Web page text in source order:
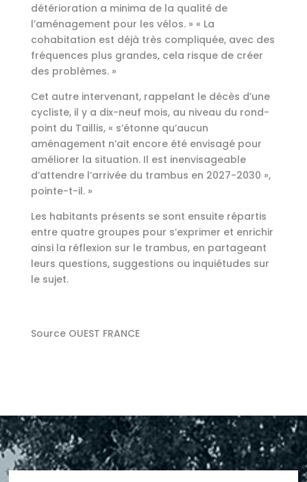
détérioration a minima de la qualité de
l’aménagement pour les vélos. » « La
cohabitation est déjà très compliquée, avec des
fréquences plus grandes, cela risque de créer
des problèmes. »
Cet autre intervenant, rappelant le décès d’une
cycliste, il y a dix-neuf mois, au niveau du rond-
point du Taillis, « s’étonne qu’aucun
aménagement n’ait encore été envisagé pour
améliorer la situation. Il est inenvisageable
d’attendre l’arrivée du trambus en 2027-2030 »,
pointe-t-il. »
Les habitants présents se sont ensuite répartis
entre quatre groupes pour s’exprimer et enrichir
ainsi la réflexion sur le trambus, en partageant
leurs questions, suggestions ou inquiétudes sur
le sujet.
Source OUEST FRANCE